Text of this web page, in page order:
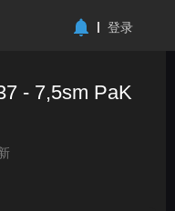
登录
- 7,5sm PaK